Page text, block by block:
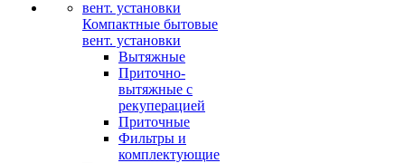
Компактные бытовые
вент. установки
Вытяжные
Приточно-
вытяжные с
рекуперацией
Приточные
Фильтры и
комплектующие